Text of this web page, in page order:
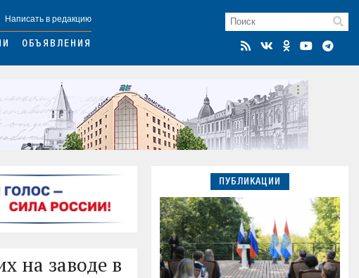
Написать в редакцию
ОБЪЯВЛЕНИЯ
на заводе в
ПУБЛИКАЦИИ